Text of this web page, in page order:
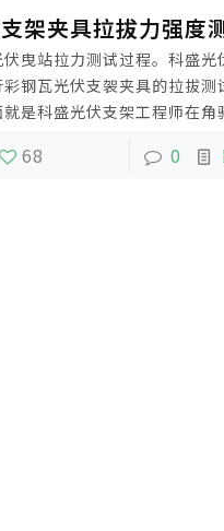
架夹具拉拔力强度测
曳站拉力测试过程。科盛光
钢瓦光伏支袈夹具的拉拔测
是科盛光伏支架工程师在角
架的拉拔测试步骤。分享给
68 0